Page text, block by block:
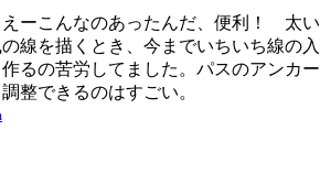
ーこんなのあったんだ、便利！ 太い
線を描くとき、今までいちいち線の入
るの苦労してました。パスのアンカー
整できるのはすごい。